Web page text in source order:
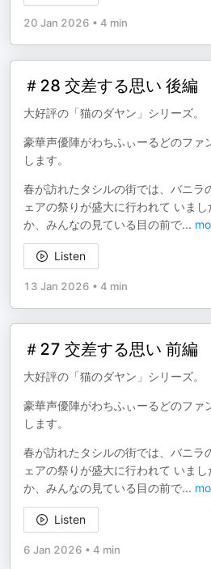
20 Jan 2026 • 4 min
＃28 交差する思い 後編
大好評の「猫のダヤン」シリーズ。
豪華声優陣がわちふぃーるどのファ
します。
春が訪れたタシルの街では、バニラ
ェアの祭りが盛大に行われて いま
か、みんなの見ている目の前で...
Listen
13 Jan 2026 • 4 min
＃27 交差する思い 前編
大好評の「猫のダヤン」シリーズ。
豪華声優陣がわちふぃーるどのファ
します。
春が訪れたタシルの街では、バニラ
ェアの祭りが盛大に行われて いま
か、みんなの見ている目の前で...
Listen
6 Jan 2026 • 4 min